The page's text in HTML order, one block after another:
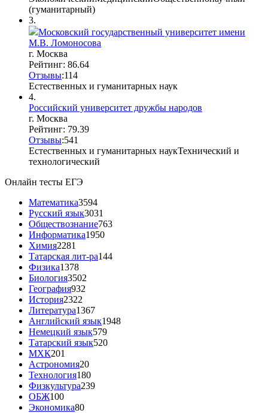
(гуманитарный)
3.
Московский государственный университет имени
М.В. Ломоносова
г. Москва
Рейтинг: 86.64
Отзывы:114
Естественных и гуманитарных наук
4.
Российский университет дружбы народов
г. Москва
Рейтинг: 79.39
Отзывы:541
Естественных и гуманитарных наукТехнический и
технологический
Онлайн тесты ЕГЭ
Математика3594
Русский язык3031
Обществознание763
Информатика1950
Химия2281
Татарская лит-ра144
Физика1378
Биология3502
География932
История2322
Литература1367
Английский язык1948
Немецкий язык579
Татарский язык520
МХК201
Астрономия20
Технология180
Физкультура239
ОБЖ100
Экономика80